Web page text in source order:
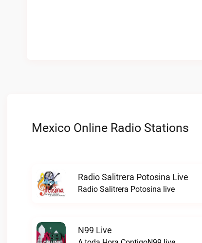
Mexico Online Radio Stations
Radio Salitrera Potosina Live
Radio Salitrera Potosina live
N99 Live